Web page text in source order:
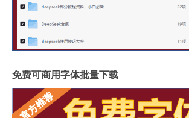
免费可商用字体批量下载